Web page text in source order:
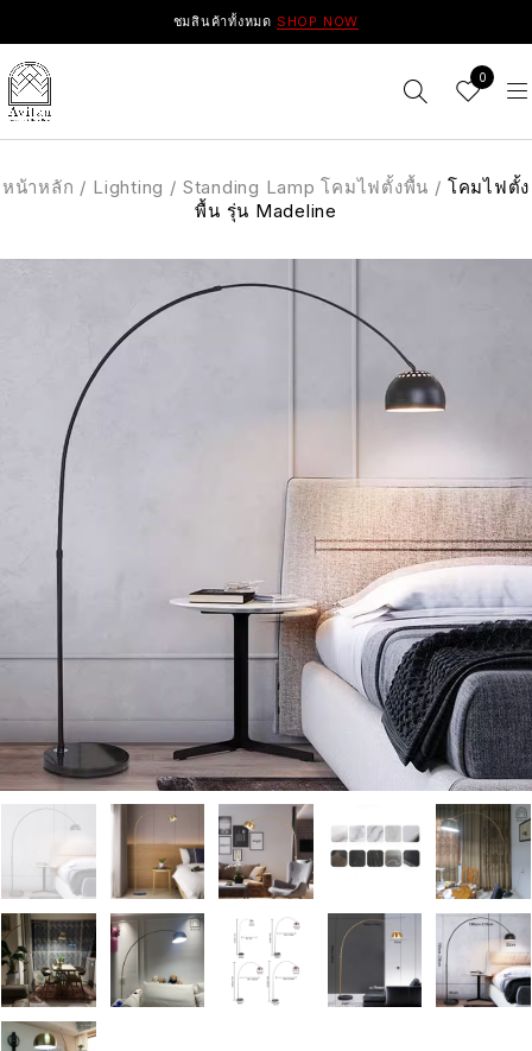
ชมสินค้าทั้งหมด SHOP NOW
0
หน้าหลัก / Lighting / Standing Lamp โคมไฟตั้งพื้น / โคมไฟตั้ง
พื้น รุ่น Madeline